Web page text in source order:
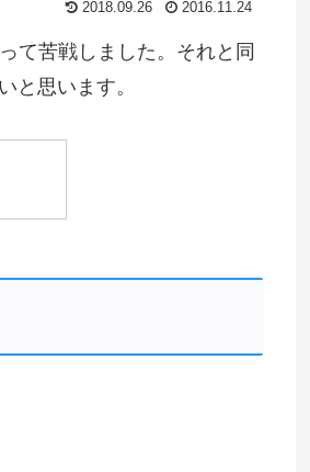
2018.09.26 2016.11.24
て苦戦しました。それと同
と思います。